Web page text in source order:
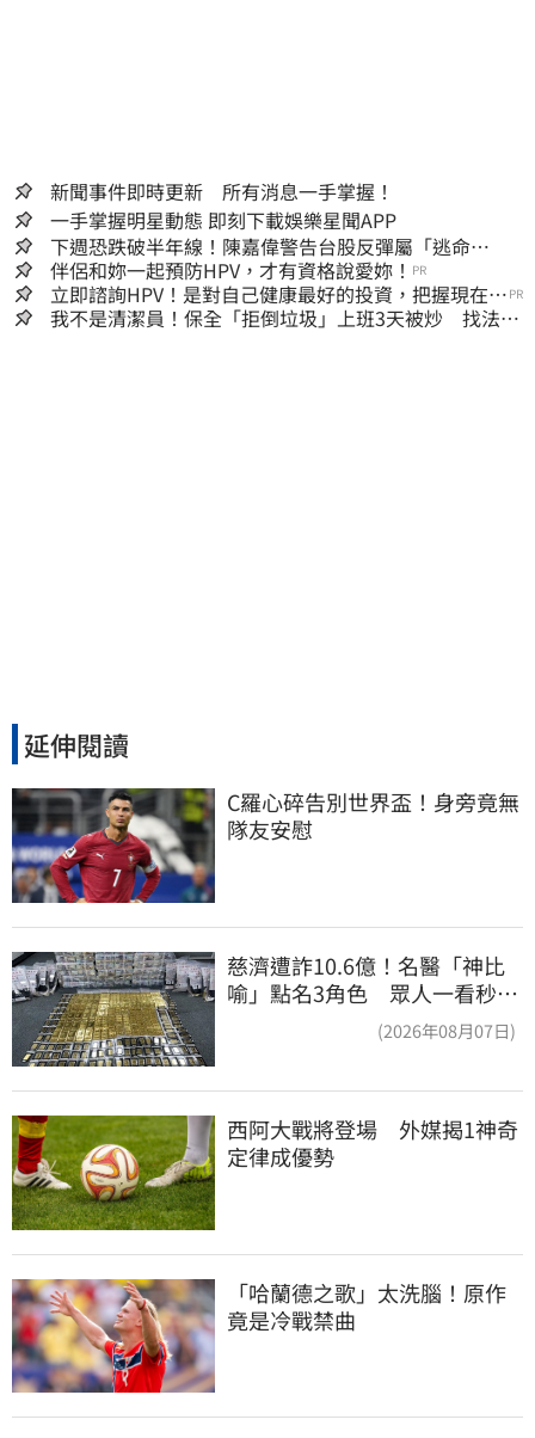
新聞事件即時更新 所有消息一手掌握！
一手掌握明星動態 即刻下載娛樂星聞APP
下週恐跌破半年線！陳嘉偉警告台股反彈屬「逃命
波」：空頭大屠殺剛開始
伴侶和妳一起預防HPV，才有資格說愛妳！ PR
立即諮詢HPV！是對自己健康最好的投資，把握現在不
嫌晚！
PR
我不是清潔員！保全「拒倒垃圾」上班3天被炒 找法院
延伸閱讀
C羅心碎告別世界盃！身旁竟無
隊友安慰
慈濟遭詐10.6億！名醫「神比
喻」點名3角色 眾人一看秒懂
(2026年08月07日)
西阿大戰將登場　外媒揭1神奇
定律成優勢
「哈蘭德之歌」太洗腦！原作
竟是冷戰禁曲